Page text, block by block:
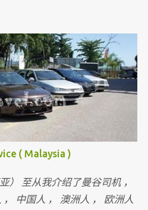
的有几种方法。 就是你要有
，Dragon Pass 或 Priority
贵宾卡。。 我相信不少人会
有，对我来说没有所谓最好
只有三家贵宾室选择。 而
至包括免费按摩。 那是不是
你前往的机场。。。 当然如
先去按摩， 按摩后去用餐，
间转机还可以体验到不一样
被公认的机场贵宾卡 ？？
( Malaysia )
） 至从我介绍了曼谷司机 ，
中国人 ， 澳洲人 ， 欧洲人